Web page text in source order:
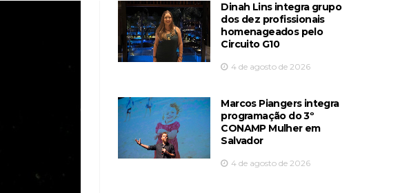
Dinah Lins integra grupo
dos dez profissionais
homenageados pelo
Circuito G10
4 de agosto de 2026
Marcos Piangers integra
programação do 3º
CONAMP Mulher em
Salvador
4 de agosto de 2026